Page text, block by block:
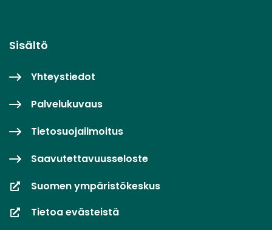
Sisältö
Yhteystiedot
Palvelukuvaus
Tietosuojailmoitus
Saavutettavuusseloste
Suomen ympäristökeskus
Tietoa evästeistä